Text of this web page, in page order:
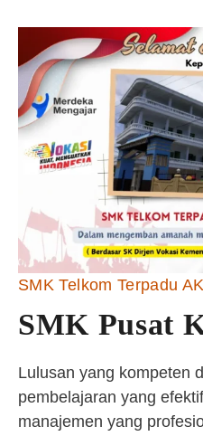
SMK Telkom Terpadu
SMK Pusat
Lulusan yang kompeten
pembelajaran yang
manajemen yang